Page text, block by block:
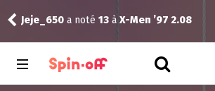
Jeje_650 a noté 13 à X-Men ’97 2.08